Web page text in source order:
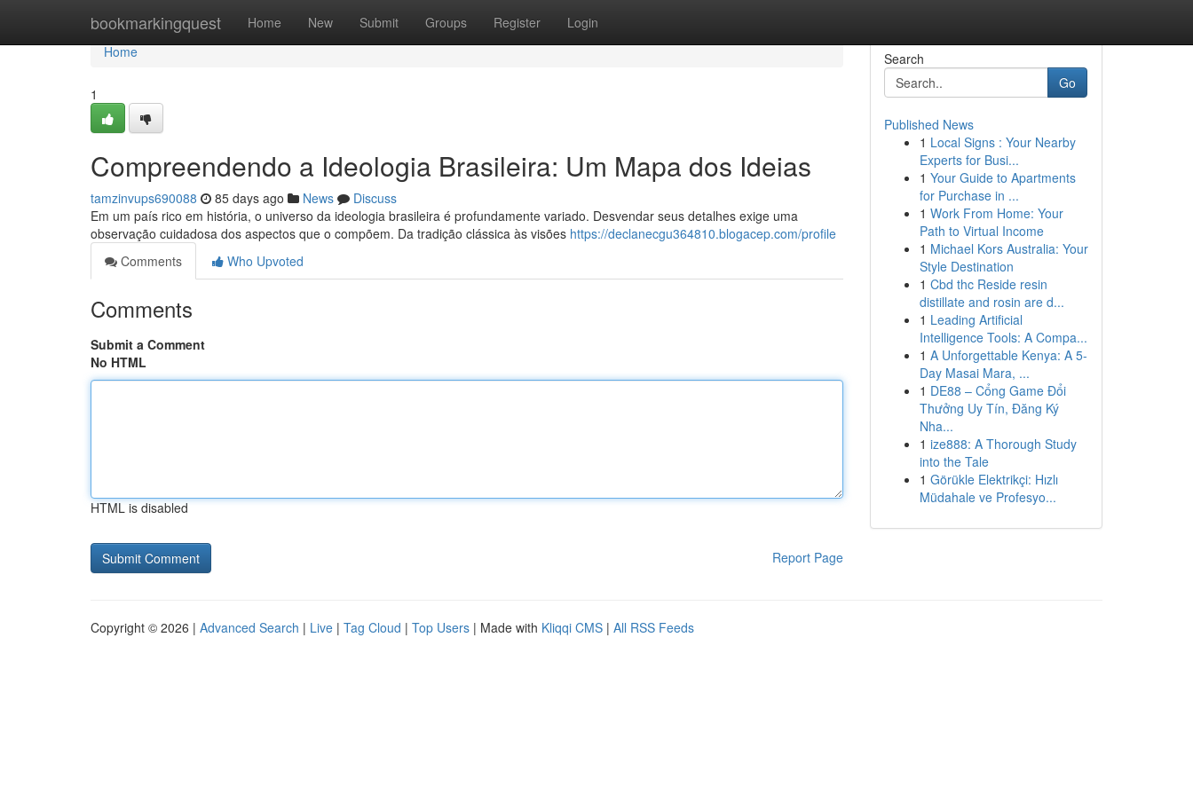
bookmarkingquest Home New Submit Groups Register Login
Home
Home
1
Compreendendo a Ideologia Brasileira: Um Mapa dos Ideias
tamzinvups690088 85 days ago News
Discuss
Em um país rico em história, o universo da ideologia brasileira é profundamente variado. Desvendar seus detalhes exige uma
observação cuidadosa dos aspectos que o compõem. Da tradição clássica às visões https://declanecgu364810.blogacep.com/profile
Comments
Who Upvoted
Comments
Submit a Comment
No HTML
HTML is disabled
Report Page
Search
Go
Published News
1 Local Signs : Your Nearby
Experts for Busi...
1 Your Guide to Apartments
for Purchase in ...
1 Work From Home: Your
Path to Virtual Income
1 Michael Kors Australia: Your
Style Destination
1 Cbd thc Reside resin
distillate and rosin are d...
1 Leading Artificial
Intelligence Tools: A Compa...
1 A Unforgettable Kenya: A 5-
Day Masai Mara, ...
1 DE88 – Cổng Game Đổi
Thưởng Uy Tín, Đăng Ký
Nha...
1 ize888: A Thorough Study
into the Tale
1 Görükle Elektrikçi: Hızlı
Müdahale ve Profesyo...
Copyright © 2026 | Advanced Search | Live | Tag Cloud | Top Users | Made with Kliqqi CMS | All RSS Feeds